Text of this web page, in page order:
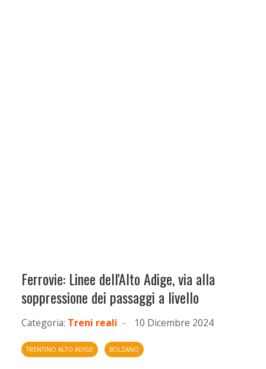
Ferrovie: Linee dell'Alto Adige, via alla
soppressione dei passaggi a livello
Categoria: Treni reali 10 Dicembre 2024
TRENTINO ALTO ADIGE BOLZANO